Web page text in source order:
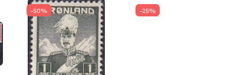
-50% -25%